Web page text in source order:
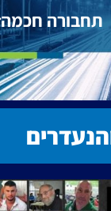
תחבורה חכמה